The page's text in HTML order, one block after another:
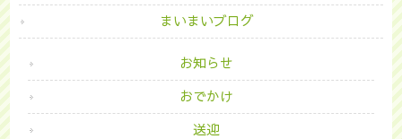
まいまいブログ
お知らせ
おでかけ
送迎